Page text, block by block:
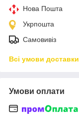
Нова Пошта
Укрпошта
Самовивіз
Всі умови доставки
Умови оплати